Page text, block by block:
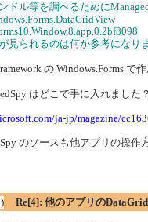
ドル等を調べるために
見られるのは何か参考になり
の Windows.Forms で
はどこで手に入れました？
ja-jp/magazine/
のソースも他アプリの操
Re[4]: 他のアプリの